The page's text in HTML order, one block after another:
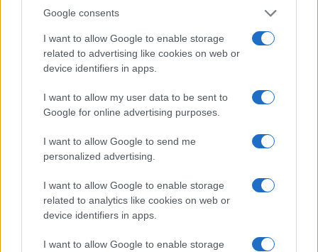
Google consents
I want to allow Google to enable storage
related to advertising like cookies on web or
device identifiers in apps.
I want to allow my user data to be sent to
Google for online advertising purposes.
I want to allow Google to send me
personalized advertising.
I want to allow Google to enable storage
related to analytics like cookies on web or
device identifiers in apps.
I want to allow Google to enable storage
spiagge paradisiache
Matteo Pellegrino · 8 Ago 2026
ALIMENTAZIONE